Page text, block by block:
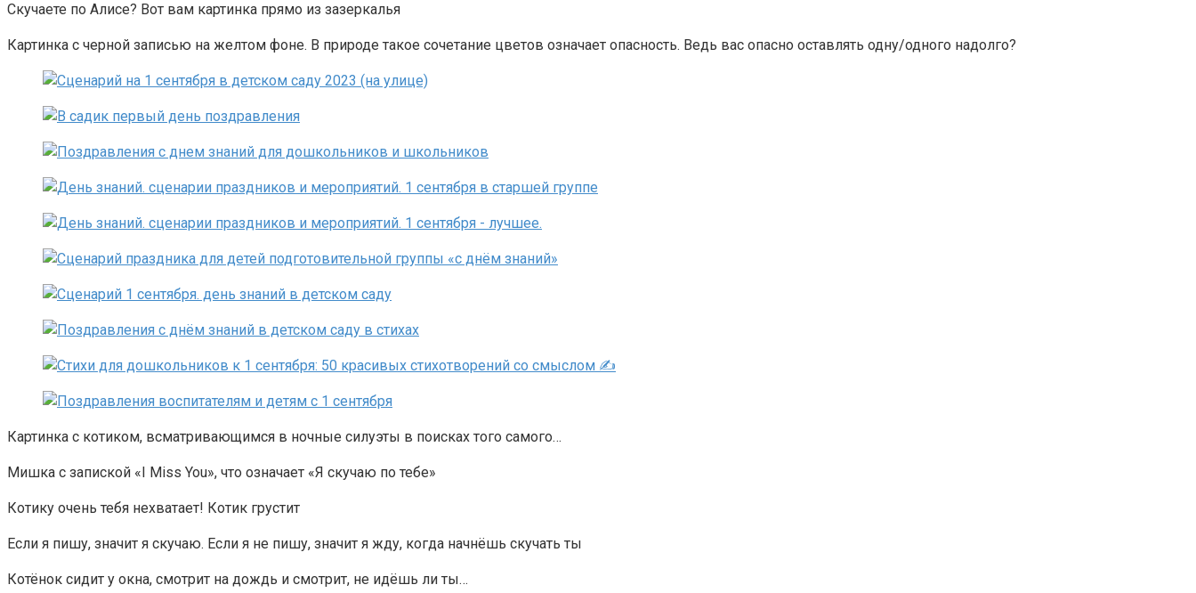
Скучаете по Алисе? Вот вам картинка прямо из зазеркалья
Картинка с черной записью на желтом фоне. В природе такое сочетание цветов означает опасность. Ведь вас опасно оставлять одну/одного надолго?
Картинка с котиком, всматривающимся в ночные силуэты в поисках того самого…
Мишка с запиской «I Miss You», что означает «Я скучаю по тебе»
Котику очень тебя нехватает! Котик грустит
Если я пишу, значит я скучаю. Если я не пишу, значит я жду, когда начнёшь скучать ты
Котёнок сидит у окна, смотрит на дождь и смотрит, не идёшь ли ты…